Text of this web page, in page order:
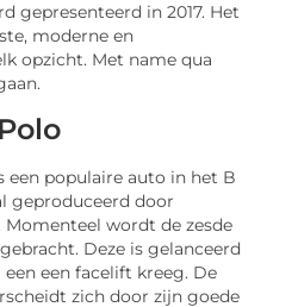
gepresenteerd in 2017. Het
moderne en
opzicht. Met name qua
een populaire auto in het B
geproduceerd door
Momenteel wordt de zesde
Deze is gelanceerd
een een facelift kreeg. De
zich door zijn goede